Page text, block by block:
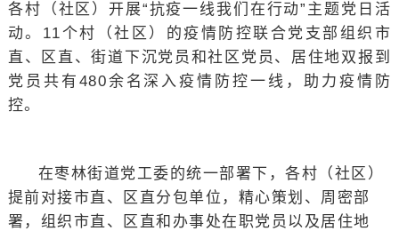
各村（社区）开展“抗疫一线我们在行动”主题党日活
动。11个村（社区）的疫情防控联合党支部组织市
直、区直、街道下沉党员和社区党员、居住地双报到
党员共有480余名深入疫情防控一线，助力疫情防
控。
在枣林街道党工委的统一部署下，各村（社区）
提前对接市直、区直分包单位，精心策划、周密部
署，组织市直、区直和办事处在职党员以及居住地